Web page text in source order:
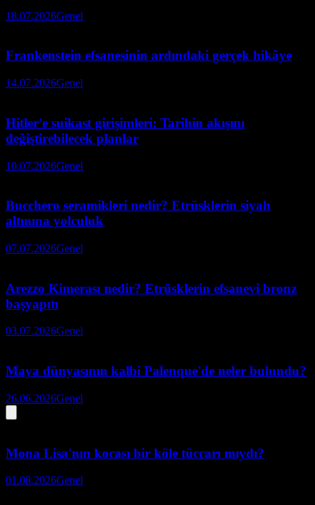
18.07.2026Genel
Frankenstein efsanesinin ardındaki gerçek hikâye
14.07.2026Genel
Hitler'e suikast girişimleri: Tarihin akışını
değiştirebilecek planlar
10.07.2026Genel
Bucchero seramikleri nedir? Etrüsklerin siyah
altınına yolculuk
07.07.2026Genel
Arezzo Kimerası nedir? Etrüsklerin efsanevi bronz
başyapıtı
03.07.2026Genel
Maya dünyasının kalbi Palenque'de neler bulundu?
26.06.2026Genel
Mona Lisa'nın kocası bir köle tüccarı mıydı?
01.08.2026Genel